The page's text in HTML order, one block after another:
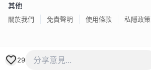
29
其他
關於我們 免責聲明 使用條款 私隱政策
香港經濟日報版權所有©